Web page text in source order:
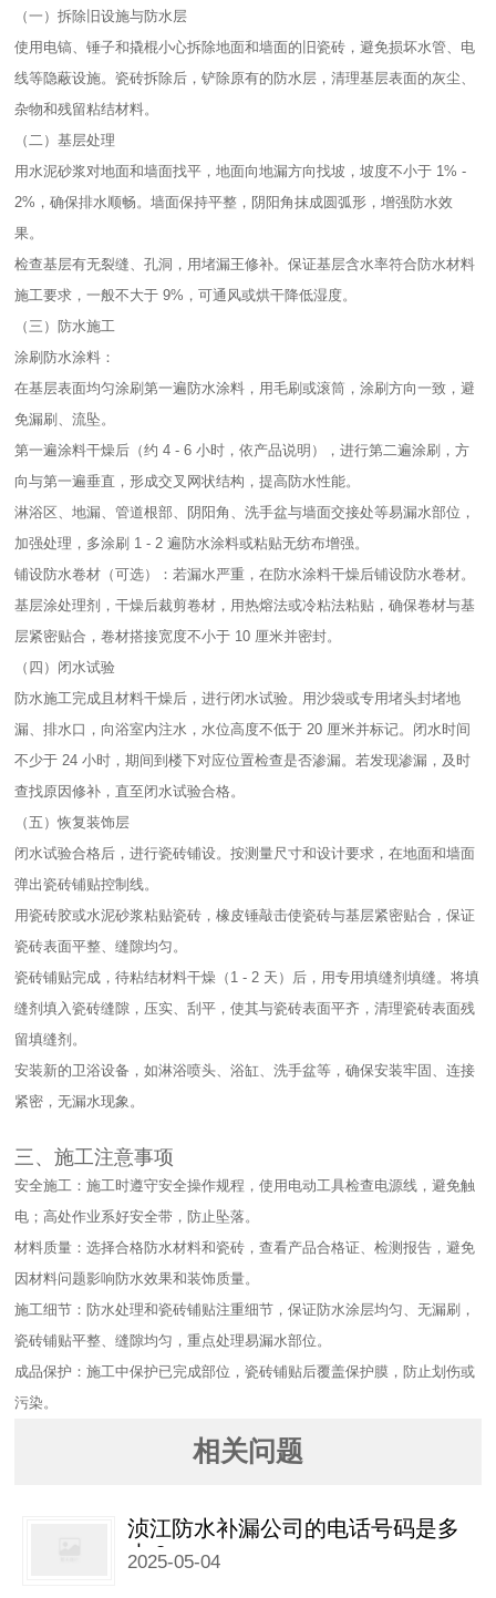
（一）拆除旧设施与防水层​
使用电镐、锤子和撬棍小心拆除地面和墙面的旧瓷砖，避免损坏水管、电
线等隐蔽设施。瓷砖拆除后，铲除原有的防水层，清理基层表面的灰尘、
杂物和残留粘结材料。​
（二）基层处理​
用水泥砂浆对地面和墙面找平，地面向地漏方向找坡，坡度不小于 1% -
2%，确保排水顺畅。墙面保持平整，阴阳角抹成圆弧形，增强防水效
果。​
检查基层有无裂缝、孔洞，用堵漏王修补。保证基层含水率符合防水材料
施工要求，一般不大于 9%，可通风或烘干降低湿度。​
（三）防水施工​
涂刷防水涂料：​
在基层表面均匀涂刷第一遍防水涂料，用毛刷或滚筒，涂刷方向一致，避
免漏刷、流坠。​
第一遍涂料干燥后（约 4 - 6 小时，依产品说明），进行第二遍涂刷，方
向与第一遍垂直，形成交叉网状结构，提高防水性能。​
淋浴区、地漏、管道根部、阴阳角、洗手盆与墙面交接处等易漏水部位，
加强处理，多涂刷 1 - 2 遍防水涂料或粘贴无纺布增强。​
铺设防水卷材（可选）：若漏水严重，在防水涂料干燥后铺设防水卷材。
基层涂处理剂，干燥后裁剪卷材，用热熔法或冷粘法粘贴，确保卷材与基
层紧密贴合，卷材搭接宽度不小于 10 厘米并密封。​
（四）闭水试验​
防水施工完成且材料干燥后，进行闭水试验。用沙袋或专用堵头封堵地
漏、排水口，向浴室内注水，水位高度不低于 20 厘米并标记。闭水时间
不少于 24 小时，期间到楼下对应位置检查是否渗漏。若发现渗漏，及时
查找原因修补，直至闭水试验合格。​
（五）恢复装饰层​
闭水试验合格后，进行瓷砖铺设。按测量尺寸和设计要求，在地面和墙面
弹出瓷砖铺贴控制线。​
用瓷砖胶或水泥砂浆粘贴瓷砖，橡皮锤敲击使瓷砖与基层紧密贴合，保证
瓷砖表面平整、缝隙均匀。​
瓷砖铺贴完成，待粘结材料干燥（1 - 2 天）后，用专用填缝剂填缝。将填
缝剂填入瓷砖缝隙，压实、刮平，使其与瓷砖表面平齐，清理瓷砖表面残
留填缝剂。​
安装新的卫浴设备，如淋浴喷头、浴缸、洗手盆等，确保安装牢固、连接
紧密，无漏水现象。​
三、施工注意事项​
安全施工：施工时遵守安全操作规程，使用电动工具检查电源线，避免触
电；高处作业系好安全带，防止坠落。​
材料质量：选择合格防水材料和瓷砖，查看产品合格证、检测报告，避免
因材料问题影响防水效果和装饰质量。​
施工细节：防水处理和瓷砖铺贴注重细节，保证防水涂层均匀、无漏刷，
瓷砖铺贴平整、缝隙均匀，重点处理易漏水部位。​
成品保护：施工中保护已完成部位，瓷砖铺贴后覆盖保护膜，防止划伤或
污染。
相关问题
浈江防水补漏公司的电话号码是多
少？
2025-05-04